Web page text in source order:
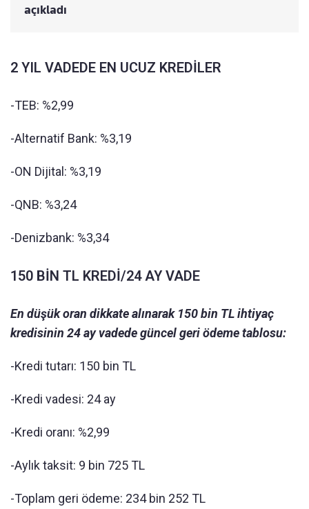
açıkladı
2 YIL VADEDE EN UCUZ KREDİLER
-TEB: %2,99
-Alternatif Bank: %3,19
-ON Dijital: %3,19
-QNB: %3,24
-Denizbank: %3,34
150 BİN TL KREDİ/24 AY VADE
En düşük oran dikkate alınarak 150 bin TL ihtiyaç
kredisinin 24 ay vadede güncel geri ödeme tablosu:
-Kredi tutarı: 150 bin TL
-Kredi vadesi: 24 ay
-Kredi oranı: %2,99
-Aylık taksit: 9 bin 725 TL
-Toplam geri ödeme: 234 bin 252 TL